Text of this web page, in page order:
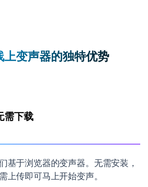
上变声器的独特优势
需下载
基于浏览器的变声器。无需安装，
上传即可马上开始变声。